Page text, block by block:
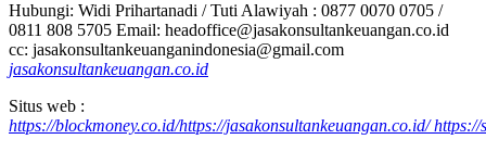
Hubungi: Widi Prihartanadi / Tuti Alawiyah : 0877 0070 0705 /
0811 808 5705 Email: headoffice@jasakonsultankeuangan.co.id
cc: jasakonsultankeuanganindonesia@gmail.com
jasakonsultankeuangan.co.id
Situs web :
https://blockmoney.co.id/https://jasakonsultankeuangan.co.id/https://